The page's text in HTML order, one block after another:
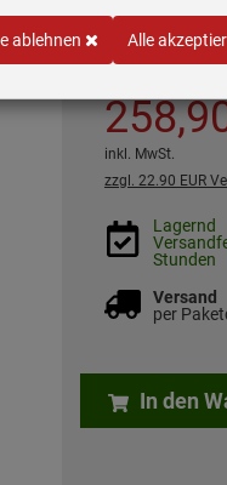
258,
inkl. MwSt.
zzgl. 22.90 EUR
Lagernd
Stunden
Versand
per
In den
ablehnen Alle